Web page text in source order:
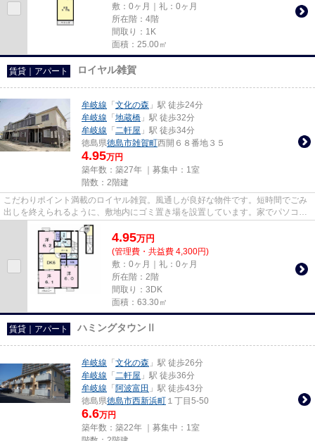
敷：0ヶ月｜礼：0ヶ月
所在階：4階
間取り：1K
面積：25.00㎡
賃貸｜アパート ロイヤル雑賀
牟岐線 「 文化の森 」駅 徒歩24分
牟岐線 「 地蔵橋 」駅 徒歩32分
牟岐線 「 二軒屋 」駅 徒歩34分
徳島県徳島市雑賀町西開６８番地３５
4.95万円
築年数：築27年 ｜募集中： 1室
階数：2階建
こだわりポイント満載のロイヤル雑賀。風通しが良好な物件です。短時間でごみ
出しを終えられるように、敷地内にゴミ置き場を設置しています。家でパソコン
を使う人にぜひご検討いただ...
4.95万円
(管理費・共益費 4,300円)
敷：0ヶ月｜礼：0ヶ月
所在階：2階
間取り：3DK
面積：63.30㎡
賃貸｜アパート ハミングタウンⅡ
牟岐線 「 文化の森 」駅 徒歩26分
牟岐線 「 二軒屋 」駅 徒歩36分
牟岐線 「 阿波富田 」駅 徒歩43分
徳島県徳島市西新浜町 １丁目5-50
6.6万円
築年数：築22年 ｜募集中： 1室